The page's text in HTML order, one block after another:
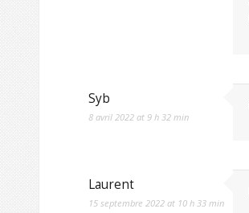
Syb
8 avril 2022 at 9 h 32 min
Laurent
15 septembre 2022 at 10 h 33 min